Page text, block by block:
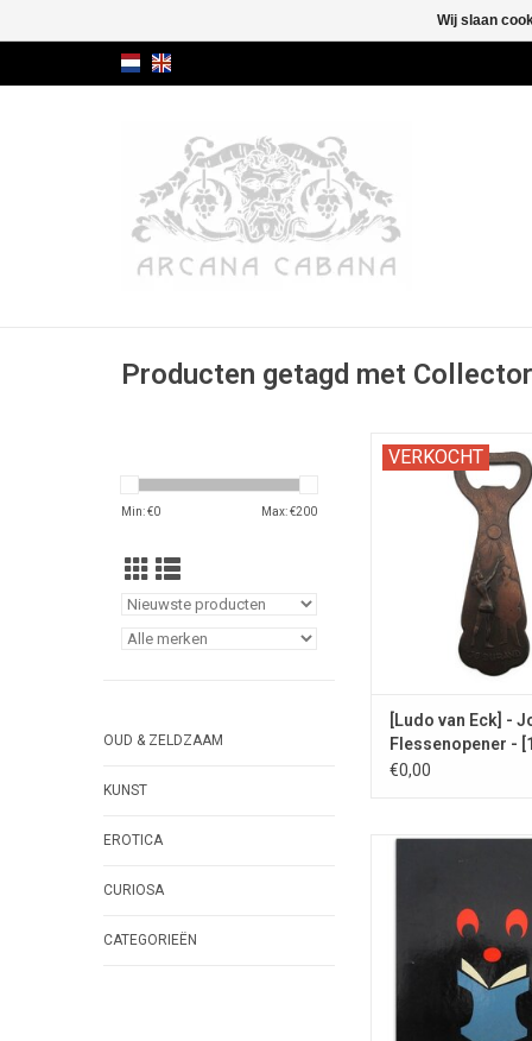
Producten getagd met
Min: €0 Max: €200
OUD & ZELDZAAM
KUNST
EROTICA
CURIOSA
CATEGORIEËN
VERKOCHT
Flesopener
bronsreliëf.
[Ludo van Eck] -
Flessenopener -
€0,00
TOEVOEGEN AAN
Wij slaan